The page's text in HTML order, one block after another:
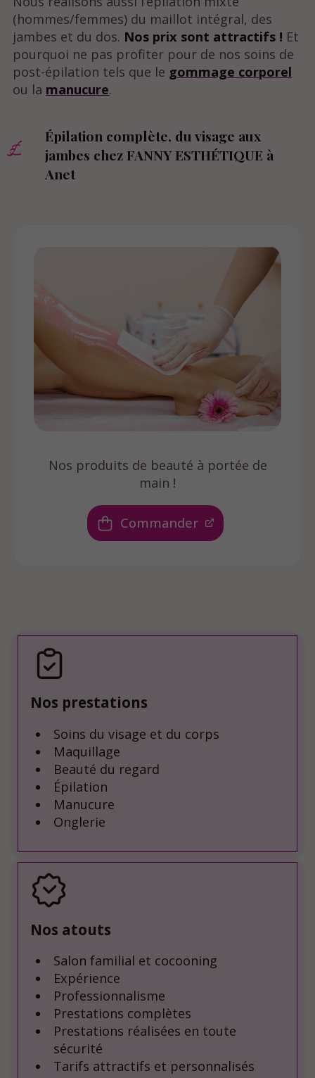
(hommes/femmes) du maillot intégral, des
jambes et du dos. Nos prix sont attractifs ! Et
pourquoi ne pas profiter pour de nos soins de
post-épilation tels que le gommage corporel
ou la manucure.
Épilation complète, du visage aux
jambes chez FANNY ESTHÉTIQUE à
Anet
Nos produits de beauté à portée de
main !
Commander
Nos prestations
Soins du visage et du corps
Maquillage
Beauté du regard
Épilation
Manucure
Onglerie
Nos atouts
Salon familial et cocooning
Expérience
Professionnalisme
Prestations complètes
Prestations réalisées en toute
sécurité
Tarifs attractifs et personnalisés